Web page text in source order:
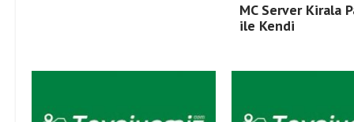
MC Server Kirala
ile Kendi